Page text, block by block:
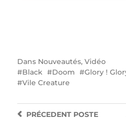
Dans Nouveautés, Vidéo
Black
Doom
Glory !
Vile Creature
PRÉCEDENTPOSTE